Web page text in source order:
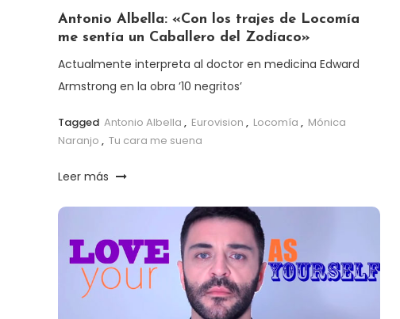
Antonio Albella: «Con los trajes de Locomía
me sentía un Caballero del Zodíaco»
Actualmente interpreta al doctor en medicina Edward
Armstrong en la obra ’10 negritos’
Tagged Antonio Albella , Eurovision , Locomía , Mónica
Naranjo , Tu cara me suena
Leer más